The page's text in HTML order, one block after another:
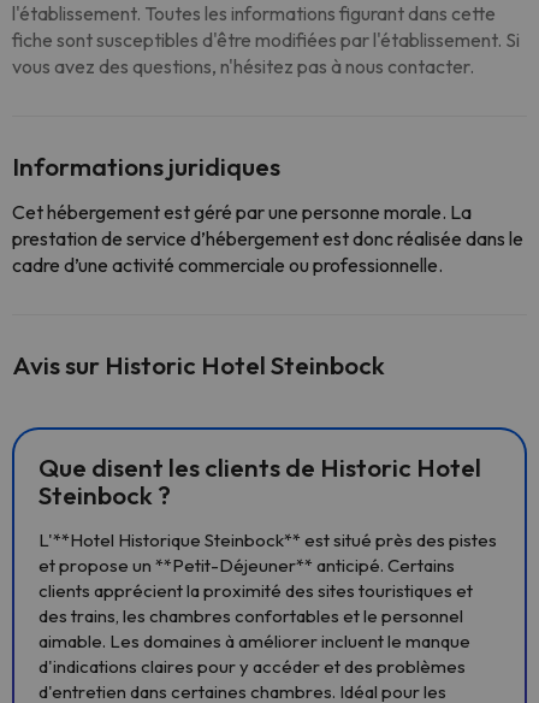
l'établissement. Toutes les informations figurant dans cette
fiche sont susceptibles d'être modifiées par l'établissement. Si
vous avez des questions, n'hésitez pas à nous contacter.
Informations juridiques
Cet hébergement est géré par une personne morale. La
prestation de service d’hébergement est donc réalisée dans le
cadre d’une activité commerciale ou professionnelle.
Avis sur Historic Hotel Steinbock
Que disent les clients de Historic Hotel
Steinbock ?
L'**Hotel Historique Steinbock** est situé près des pistes
et propose un **Petit-Déjeuner** anticipé. Certains
clients apprécient la proximité des sites touristiques et
des trains, les chambres confortables et le personnel
aimable. Les domaines à améliorer incluent le manque
d'indications claires pour y accéder et des problèmes
d'entretien dans certaines chambres. Idéal pour les